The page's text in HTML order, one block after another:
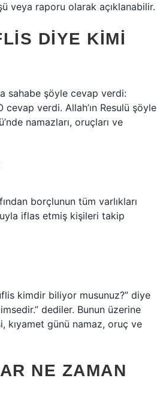
veya raporu olarak açıklanabilir.
DIYE KIMI
sahabe şöyle cevap verdi:
verdi. Allah’ın Resulü şöyle
namazları, oruçları ve
borçlunun tüm varlıkları
iflas etmiş kişileri takip
kimdir biliyor musunuz?” diye
dediler. Bunun üzerine
kıyamet günü namaz, oruç ve
NE ZAMAN